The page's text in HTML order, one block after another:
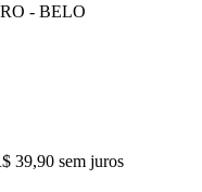
- BELO
39,90 sem juros